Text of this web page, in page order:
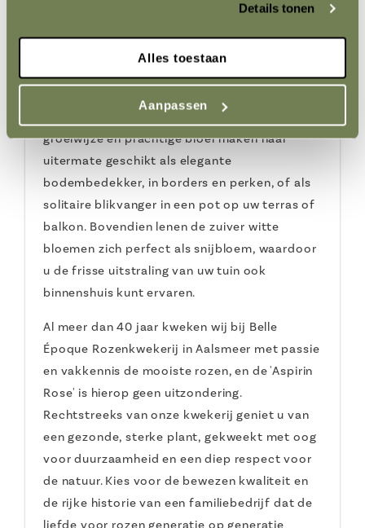
Details tonen
Alles toestaan
Aanpassen
schoonheid die moeiteloos charme toevoegt,
jaar na jaar.
tuintoepassingen. Haar compacte, bossige
groeiwijze en prachtige bloei maken haar
uitermate geschikt als elegante
bodembedekker, in borders en perken, of als
solitaire blikvanger in een pot op uw terras of
balkon. Bovendien lenen de zuiver witte
bloemen zich perfect als snijbloem, waardoor
u de frisse uitstraling van uw tuin ook
binnenshuis kunt ervaren.
Al meer dan 40 jaar kweken wij bij Belle
Époque Rozenkwekerij in Aalsmeer met passie
en vakkennis de mooiste rozen, en de 'Aspirin
Rose' is hierop geen uitzondering.
Rechtstreeks van onze kwekerij geniet u van
een gezonde, sterke plant, gekweekt met oog
voor duurzaamheid en een diep respect voor
de natuur. Kies voor de bewezen kwaliteit en
de rijke historie van een familiebedrijf dat de
liefde voor rozen generatie op generatie